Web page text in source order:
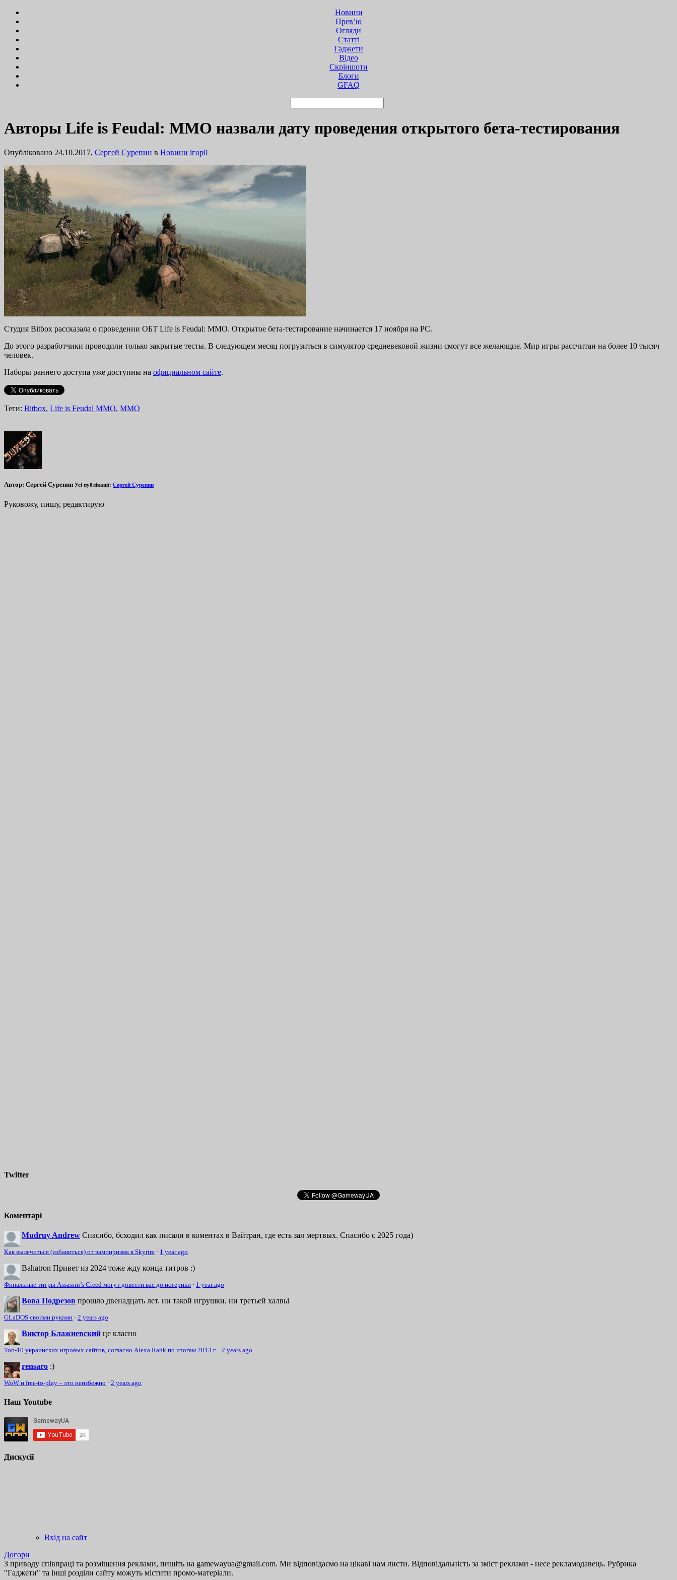
Новини
Прев’ю
Огляди
Статті
Гаджети
Відео
Cкріншоти
Блоги
GFAQ
Авторы Life is Feudal: MMO назвали дату проведения открытого бета-тестирования
Опубліковано 24.10.2017, Сергей Сурепин в Новини ігор0
Студия Bitbox рассказала о проведении ОБТ Life is Feudal: MMO. Открытое бета-тестирование начинается 17 ноября на PC.
До этого разработчики проводили только закрытые тесты. В следующем месяц погрузиться в симулятор средневековой жизни смогут все желающие. Мир игры рассчитан на более 10 тысяч
человек.
Наборы раннего доступа уже доступны на официальном сайте.
Теги: Bitbox, Life is Feudal MMO, MMO
Автор: Сергей Сурепин Усі публікації: Сергей Сурепин
Руковожу, пишу, редактирую
Twitter
Коментарі
Mudruy Andrew Спасибо, бсходил как писали в коментах в Вайтран, где есть зал мертвых. Спасибо с 2025 года)
Как вылечиться (избавиться) от вампиризма в Skyrim · 1 year ago
Bahatron Привет из 2024 тоже жду конца титров :)
Финальные титры Assassin’s Creed могут довести вас до истерики · 1 year ago
Вова Подрезов прошло двенадцать лет. ни такой игрушки, ни третьей халвьі
GLaDOS своими руками · 2 years ago
Виктор Блажиевский це класно
Топ-10 украинских игровых сайтов, согласно Alexa Rank по итогам 2013 г. · 2 years ago
rensaro :)
WoW и free-to-play – это неизбежно · 2 years ago
Наш Youtube
Дискусії
Вхід на сайт
Догори
З приводу співпраці та розміщення реклами, пишіть на gamewayua@gmail.com. Ми відповідаємо на цікаві нам листи. Відповідальність за зміст реклами - несе рекламодавець. Рубрика
"Гаджети" та інші розділи сайту можуть містити промо-матеріали.